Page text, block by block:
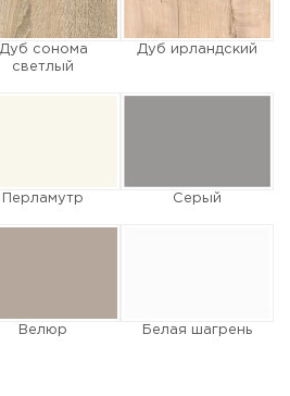
Дуб сонома
светлый
Дуб ирландский
Перламутр Серый
Велюр Белая шагрень